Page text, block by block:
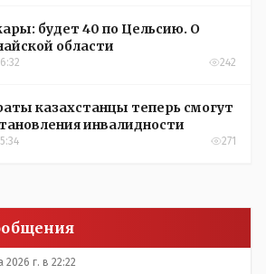
будет 40 по Цельсию. О
области
242
казахстанцы теперь смогут
инвалидности
271
2026 г. в 22:22